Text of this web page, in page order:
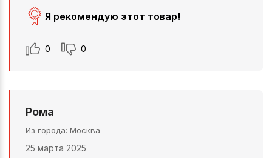
Я рекомендую этот товар!
0 0
Рома
Из города Москва
25 марта 2025